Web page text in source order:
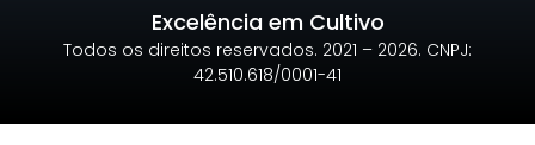
Excelência em Cultivo
Todos os direitos reservados. 2021 – 2026. CNPJ:
42.510.618/0001-41